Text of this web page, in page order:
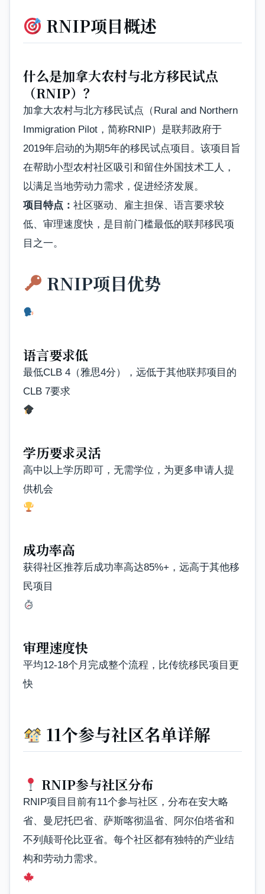
RNIP项目概述
什么是加拿大农村与北方移民试点
（RNIP）？
加拿大农村与北方移民试点（Rural and Northern
Immigration Pilot，简称RNIP）是联邦政府于
2019年启动的为期5年的移民试点项目。该项目旨
在帮助小型农村社区吸引和留住外国技术工人，
以满足当地劳动力需求，促进经济发展。
项目特点： 社区驱动、雇主担保、语言要求较
低、审理速度快，是目前门槛最低的联邦移民项
目之一。
RNIP项目优势
语言要求低
最低CLB 4（雅思4分），远低于其他联邦项目的
CLB 7要求
学历要求灵活
高中以上学历即可，无需学位，为更多申请人提
供机会
成功率高
获得社区推荐后成功率高达85%+，远高于其他移
民项目
审理速度快
平均12-18个月完成整个流程，比传统移民项目更
快
11个参与社区名单详解
RNIP参与社区分布
RNIP项目目前有11个参与社区，分布在安大略
省、曼尼托巴省、萨斯喀彻温省、阿尔伯塔省和
不列颠哥伦比亚省。每个社区都有独特的产业结
构和劳动力需求。